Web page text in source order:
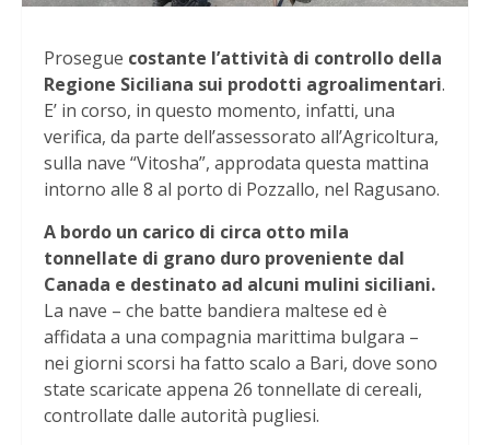
Prosegue costante l’attività di controllo della
Regione Siciliana sui prodotti agroalimentari.
E’ in corso, in questo momento, infatti, una
verifica, da parte dell’assessorato all’Agricoltura,
sulla nave “Vitosha”, approdata questa mattina
intorno alle 8 al porto di Pozzallo, nel Ragusano.
A bordo un carico di circa otto mila
tonnellate di grano duro proveniente dal
Canada e destinato ad alcuni mulini siciliani.
La nave – che batte bandiera maltese ed è
affidata a una compagnia marittima bulgara –
nei giorni scorsi ha fatto scalo a Bari, dove sono
state scaricate appena 26 tonnellate di cereali,
controllate dalle autorità pugliesi.